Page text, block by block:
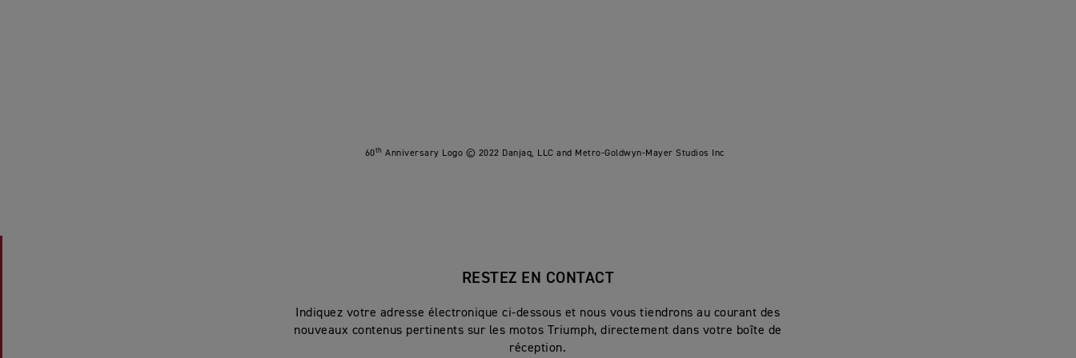
60th Anniversary Logo © 2022 Danjaq, LLC and Metro-Goldwyn-Mayer Studios Inc
RESTEZ EN CONTACT
Indiquez votre adresse électronique ci-dessous et nous vous tiendrons au courant des
nouveaux contenus pertinents sur les motos Triumph, directement dans votre boîte de
réception.